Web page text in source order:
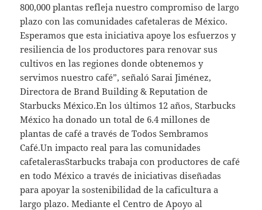
800,000 plantas refleja nuestro compromiso de largo
plazo con las comunidades cafetaleras de México.
Esperamos que esta iniciativa apoye los esfuerzos y
resiliencia de los productores para renovar sus
cultivos en las regiones donde obtenemos y
servimos nuestro café”, señaló Sarai Jiménez,
Directora de Brand Building & Reputation de
Starbucks México.En los últimos 12 años, Starbucks
México ha donado un total de 6.4 millones de
plantas de café a través de Todos Sembramos
Café.Un impacto real para las comunidades
cafetalerasStarbucks trabaja con productores de café
en todo México a través de iniciativas diseñadas
para apoyar la sostenibilidad de la caficultura a
largo plazo. Mediante el Centro de Apoyo al